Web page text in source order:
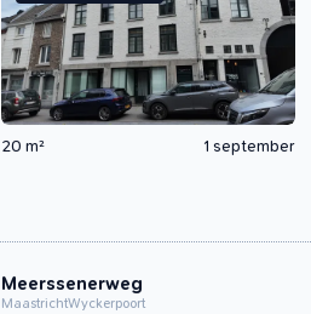
20 m² 1 september
Meerssenerweg
MaastrichtWyckerpoort